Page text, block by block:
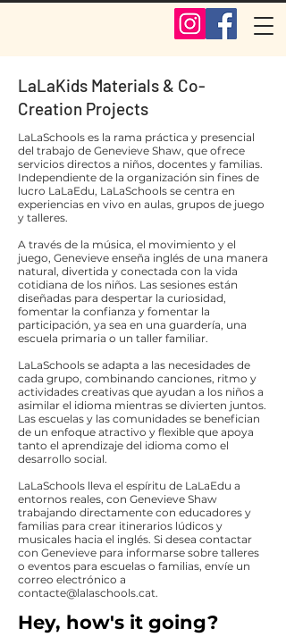
LaLaKids Materials & Co-
Creation Projects
LaLaSchools es la rama práctica y presencial
del trabajo de Genevieve Shaw, que ofrece
servicios directos a niños, docentes y familias.
Independiente de la organización sin fines de
lucro LaLaEdu, LaLaSchools se centra en
experiencias en vivo en aulas, grupos de juego
y talleres.
A través de la música, el movimiento y el
juego, Genevieve enseña inglés de una manera
natural, divertida y conectada con la vida
cotidiana de los niños. Las sesiones están
diseñadas para despertar la curiosidad,
fomentar la confianza y fomentar la
participación, ya sea en una guardería, una
escuela primaria o un taller familiar.
LaLaSchools se adapta a las necesidades de
cada grupo, combinando canciones, ritmo y
actividades creativas que ayudan a los niños a
asimilar el idioma mientras se divierten juntos.
Las escuelas y las comunidades se benefician
de un enfoque atractivo y flexible que apoya
tanto el aprendizaje del idioma como el
desarrollo social.
LaLaSchools lleva el espíritu de LaLaEdu a
entornos reales, con Genevieve Shaw
trabajando directamente con educadores y
familias para crear itinerarios lúdicos y
musicales hacia el inglés. Si desea contactar
con Genevieve para informarse sobre talleres
o eventos para escuelas o familias, envíe un
correo electrónico a
contacte@lalaschools.cat.
Hey, how's it going?